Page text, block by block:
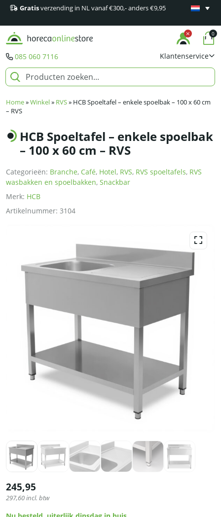
Gratisverzending in NL vanaf €300,- anders €9,95
Minimaal
085 060 7116 Klantenservice
0
Home»Winkel» RVS» HCB Spoeltafel – enkele spoelbak – 100 x 60 cm
– RVS
HCB Spoeltafel – enkele spoelbak
– 100 x 60 cm – RVS
Categorieën: Branche, Café, Hotel, RVS, RVS spoeltafels, RVS
wasbakken en spoelbakken, Snackbar
Merk: HCB
Artikelnummer: 3104
245,95
297,60incl. btw